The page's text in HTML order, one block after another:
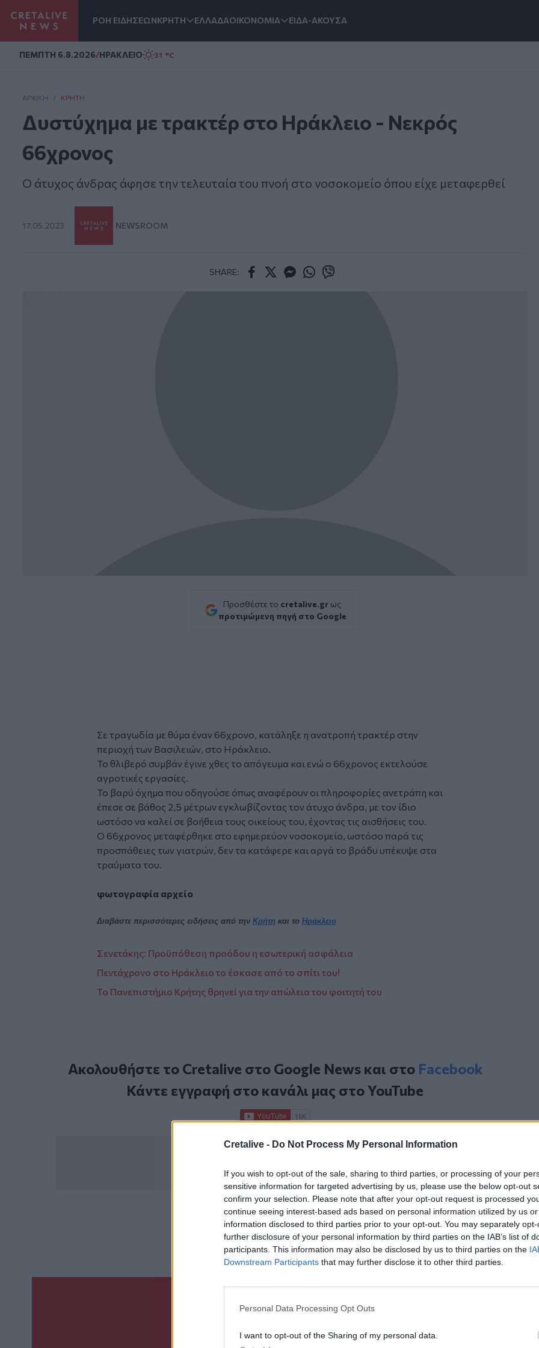
Cretalive - Do Not Process My Personal Information
If you wish to opt-out of the sale, sharing to third parties, or processing of your
sensitive information for targeted advertising by us, please use the below opt-out
confirm your selection. Please note that after your opt-out request is processed
continue seeing interest-based ads based on personal information utilized by us
information disclosed to third parties prior to your opt-out. You may separately
further disclosure of your personal information by third parties on the IAB’s list of
participants. This information may also be disclosed by us to third parties on the
Downstream Participants that may further disclose it to other third parties.
Personal Data Processing Opt Outs
I want to opt-out of the Sharing of my personal data.
ΡΟΗ ΕΙΔΗΣΕΩΝΚΡΗΤΗ ΕΛΛΑΔΑΟΙΚΟΝΟΜΙΑ ΕΙΔΑ-ΑΚΟΥΣΑ
ΠΕΜΠΤΗ 6.8.2026/ΗΡΑΚΛΕΙΟ 31 °C
ΑΡΧΙΚΗ / ΚΡΉΤΗ
Δυστύχημα με τρακτέρ στο Ηράκλειο - Νεκρός
66χρονος
Ο άτυχος άνδρας άφησε την τελευταία του πνοή στο νοσοκομείο όπου είχε μεταφερθεί
17.05.2023 NEWSROOM
SHARE:
Προσθέστε το cretalive.gr ως
προτιμώμενη πηγή στο Google
Σε τραγωδία με θύμα έναν 66χρονο, κατάληξε η ανατροπή τρακτέρ στην
περιοχή των Βασιλειών, στο Ηράκλειο.
Το θλιβερό συμβάν έγινε χθες το απόγευμα και ενώ ο 66χρονος εκτελούσε
αγροτικές εργασίες.
Το βαρύ όχημα που οδηγούσε όπως αναφέρουν οι πληροφορίες ανετράπη και
έπεσε σε βάθος 2,5 μέτρων εγκλωβίζοντας τον άτυχο άνδρα, με τον ίδιο
ωστόσο να καλεί σε βοήθεια τους οικείους του, έχοντας τις αισθήσεις του.
Ο 66χρονος μεταφέρθηκε στο εφημερεύον νοσοκομείο, ωστόσο παρά τις
προσπάθειες των γιατρών, δεν τα κατάφερε και αργά το βράδυ υπέκυψε στα
τραύματα του.
φωτογραφία αρχείο
Διαβάστε περισσότερες ειδήσεις από την Κρήτη και το Ηράκλειο
Σενετάκης: Προϋπόθεση προόδου η εσωτερική ασφάλεια
Πεντάχρονο στο Ηράκλειο το έσκασε από το σπίτι του!
Το Πανεπιστήμιο Κρήτης θρηνεί για την απώλεια του φοιτητή του
Ακολουθήστε το Cretalive στο Google Newsκαι στο Facebook
Κάντε εγγραφή στο κανάλι μας στοYouTube
ΣΧΕΤΙΚΆ TAGS
Δυστύχημα
Τρακτέρ Ηράκλειο Νεκρός
Γίνε ο ρεπόρτερ του CRETALIVE